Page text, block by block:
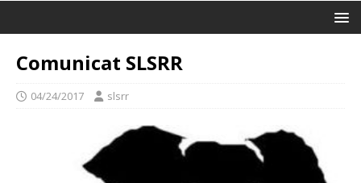
Comunicat SLSRR
04/24/2017 slsrr